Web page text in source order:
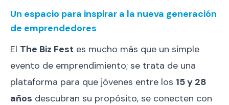
Un espacio para inspirar a la nueva generación
de emprendedores
El The Biz Fest es mucho más que un simple
evento de emprendimiento; se trata de una
plataforma para que jóvenes entre los 15 y 28
años descubran su propósito, se conecten con